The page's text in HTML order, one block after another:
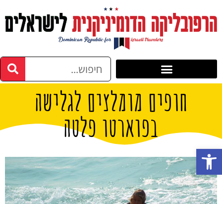
חופים מומלצים לגלישה
בפוארטו פלטה
פתח סרגל נגישות